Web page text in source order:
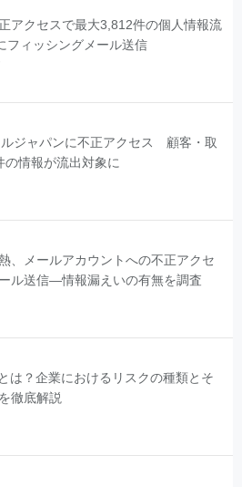
アクセスで最大3,812件の個人情報流
ィッシングメール送信
ジャパンに不正アクセス 顧客・取
の情報が流出対象に
、メールアカウントへの不正アクセ
ル送信―情報漏えいの有無を調査
は？企業におけるリスクの種類とそ
徹底解説